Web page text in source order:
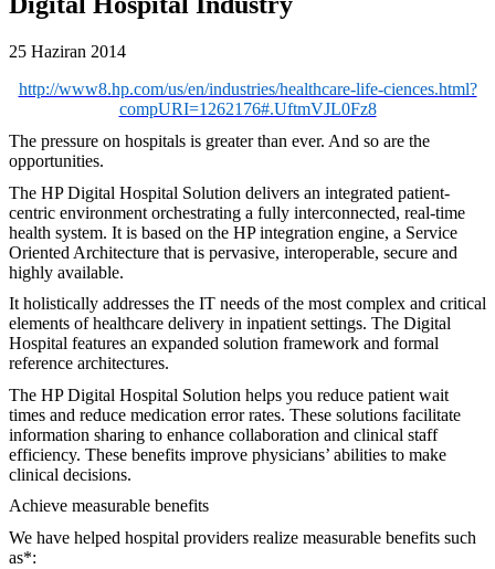
25 Haziran 2014
http://www8.hp.com/us/en/industries/healthcare-life-ciences.html?
compURI=1262176#.UftmVJL0Fz8
The pressure on hospitals is greater than ever. And so are the
opportunities.
The HP Digital Hospital Solution delivers an integrated patient-
centric environment orchestrating a fully interconnected, real-time
health system. It is based on the HP integration engine, a Service
Oriented Architecture that is pervasive, interoperable, secure and
highly available.
It holistically addresses the IT needs of the most complex and critical
elements of healthcare delivery in inpatient settings. The Digital
Hospital features an expanded solution framework and formal
reference architectures.
The HP Digital Hospital Solution helps you reduce patient wait
times and reduce medication error rates. These solutions facilitate
information sharing to enhance collaboration and clinical staff
efficiency. These benefits improve physicians’ abilities to make
clinical decisions.
Achieve measurable benefits
We have helped hospital providers realize measurable benefits such
as*: